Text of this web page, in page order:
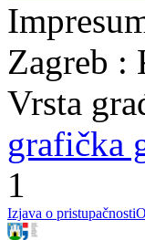
Zagreb :
Vrsta
grafička
1
Izjava o pristupačnosti